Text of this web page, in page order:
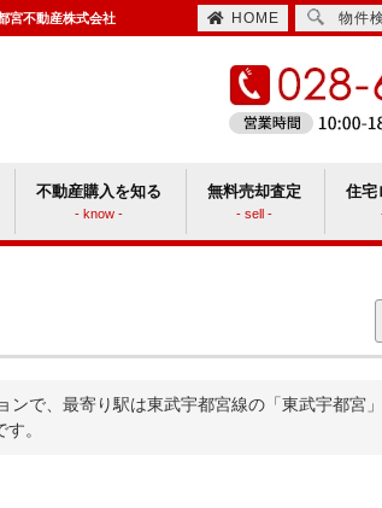
宮不動産株式会社 HOME 物件
不動産購入を知る
- know -
がいい？
無料売却査定
- sell -
住宅
で、最寄り駅は東武宇都宮線の「東武宇都宮
。